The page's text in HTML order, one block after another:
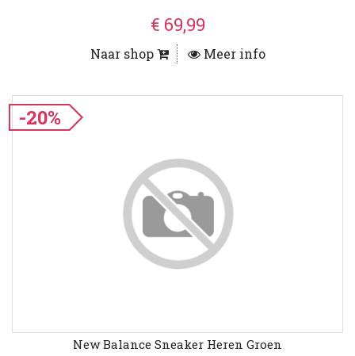
€ 69,99
Naar shop Meer info
-20%
New Balance Sneaker Heren Groen